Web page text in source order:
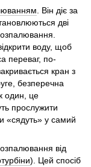
. Він діє за
дві
воду, щоб
переваг, по-
кран з
безперечна
один, це
прослужити
«сядуть» у самий
від
). Цей спосіб